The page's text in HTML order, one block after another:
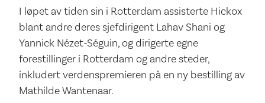
I løpet av tiden sin i Rotterdam assisterte Hickox
blant andre deres sjefdirigent Lahav Shani og
Yannick Nézet-Séguin, og dirigerte egne
forestillinger i Rotterdam og andre steder,
inkludert verdenspremieren på en ny bestilling av
Mathilde Wantenaar.